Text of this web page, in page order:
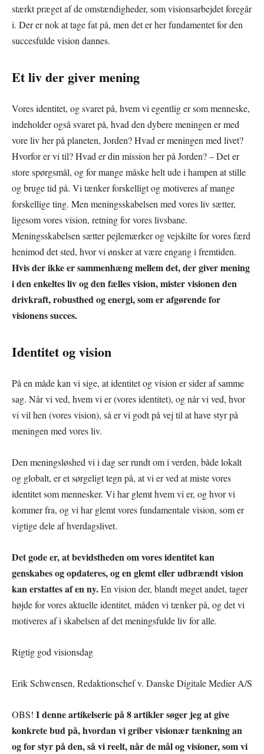
stærkt præget af de omstændigheder, som visionsarbejdet foregår
i. Der er nok at tage fat på, men det er her fundamentet for den
succesfulde vision dannes.
Et liv der giver mening
Vores identitet, og svaret på, hvem vi egentlig er som menneske,
indeholder også svaret på, hvad den dybere meningen er med
vore liv her på planeten, Jorden? Hvad er meningen med livet?
Hvorfor er vi til? Hvad er din mission her på Jorden? – Det er
store spørgsmål, og for mange måske helt ude i hampen at stille
og bruge tid på. Vi tænker forskelligt og motiveres af mange
forskellige ting. Men meningsskabelsen med vores liv sætter,
ligesom vores vision, retning for vores livsbane.
Meningsskabelsen sætter pejlemærker og vejskilte for vores færd
henimod det sted, hvor vi ønsker at være engang i fremtiden.
Hvis der ikke er sammenhæng mellem det, der giver mening
i den enkeltes liv og den fælles vision, mister visionen den
drivkraft, robusthed og energi, som er afgørende for
visionens succes.
Identitet og vision
På en måde kan vi sige, at identitet og vision er sider af samme
sag. Når vi ved, hvem vi er (vores identitet), og når vi ved, hvor
vi vil hen (vores vision), så er vi godt på vej til at have styr på
meningen med vores liv.
Den meningsløshed vi i dag ser rundt om i verden, både lokalt
og globalt, er et sørgeligt tegn på, at vi er ved at miste vores
identitet som mennesker. Vi har glemt hvem vi er, og hvor vi
kommer fra, og vi har glemt vores fundamentale vision, som er
vigtige dele af hverdagslivet.
Det gode er, at bevidstheden om vores identitet kan
genskabes og opdateres, og en glemt eller udbrændt vision
kan erstattes af en ny.En vision der, blandt meget andet, tager
højde for vores aktuelle identitet, måden vi tænker på, og det vi
motiveres af i skabelsen af det meningsfulde liv for alle.
Rigtig god visionsdag
Erik Schwensen, Redaktionschef v. Danske Digitale Medier A/S
OBS! I denne artikelserie på 8 artikler søger jeg at give
konkrete bud på, hvordan vi griber visionær tænkning an
og for styr på den, så vi reelt, når de mål og visioner, som vi